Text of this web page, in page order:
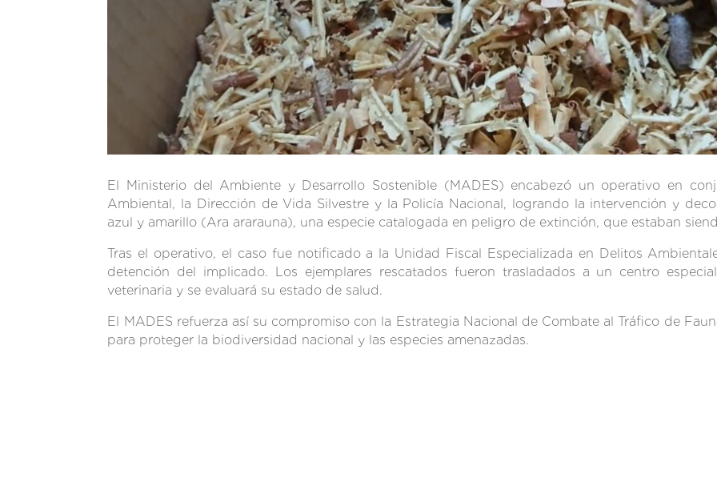
El Ministerio del Ambiente y Desarrollo Sostenible (MADES) encabezó un operativo en
Ambiental, la Dirección de Vida Silvestre y la Policía Nacional, logrando la intervención y
azul y amarillo (Ara ararauna), una especie catalogada en peligro de extinción, que estaban
Tras el operativo, el caso fue notificado a la Unidad Fiscal Especializada en Delitos
detención del implicado. Los ejemplares rescatados fueron trasladados a un centro
veterinaria y se evaluará su estado de salud.
El MADES refuerza así su compromiso con la Estrategia Nacional de Combate al Tráfico de
para proteger la biodiversidad nacional y las especies amenazadas.